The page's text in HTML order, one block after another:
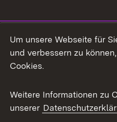
Facebook
X / Twitter
Youtube
Um unsere Webseite für
und verbessern zu
Cookies.
Weitere Informationen zu
unserer